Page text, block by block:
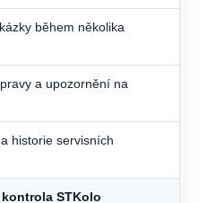
během několika
a upozornění na
historie servisních
STKolo